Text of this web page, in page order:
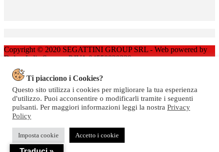
Copyright © 2020 SEGATTINI GROUP SRL - Web powered by
Dylog Italia S.p.a. - P.IVA 04550820239
Privacy- Termini e Condizioni
Ti piacciono i Cookies?
Questo sito utilizza i cookies per migliorare la tua esperienza
d'utilizzo. Puoi acconsentire o modificarli tramite i seguenti
pulsanti. Per maggiori informazioni leggi la nostra Privacy
Policy
Imposta cookie Accetto i cookie